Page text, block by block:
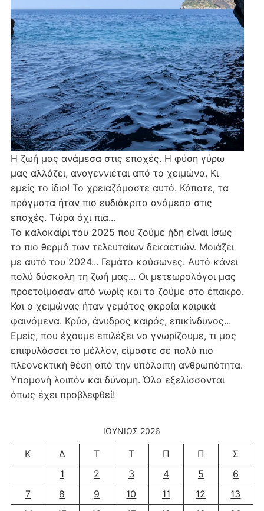
Η ζωή μας ανάμεσα στις εποχές. Η φύση γύρω
μας αλλάζει, αναγεννιέται από το χειμώνα. Κι
εμείς το ίδιο! Το χρειαζόμαστε αυτό. Κάποτε, τα
πράγματα ήταν πιο ευδιάκριτα ανάμεσα στις
εποχές. Τώρα όχι πια...
Το καλοκαίρι του 2025 που ζούμε ήδη είναι ίσως
το πιο θερμό των τελευταίων δεκαετιών. Μοιάζει
με αυτό του 2024... Γεμάτο καύσωνες. Αυτό κάνει
πολύ δύσκολη τη ζωή μας... Οι μετεωρολόγοι μας
προετοίμασαν από νωρίς και το ζούμε στο έπακρο.
Και ο χειμώνας ήταν γεμάτος ακραία καιρικά
φαινόμενα. Κρύο, άνυδρος καιρός, επικίνδυνος...
Εμείς, που έχουμε επιλέξει να γνωρίζουμε, τι μας
επιφυλάσσει το μέλλον, είμαστε σε πολύ πιο
πλεονεκτική θέση από την υπόλοιπη ανθρωπότητα.
Υπομονή λοιπόν και δύναμη. Όλα εξελίσσονται
όπως έχει προβλεφθεί!
ΙΟΎΝΙΟΣ 2026
Κ Δ Τ Τ Π Π
Σ
1
2 3 4 5
6
7
8 9 10 11 12
13